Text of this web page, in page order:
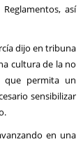
así
dijo en tribuna
cultura de la no
que permita un
sensibilizar
en una